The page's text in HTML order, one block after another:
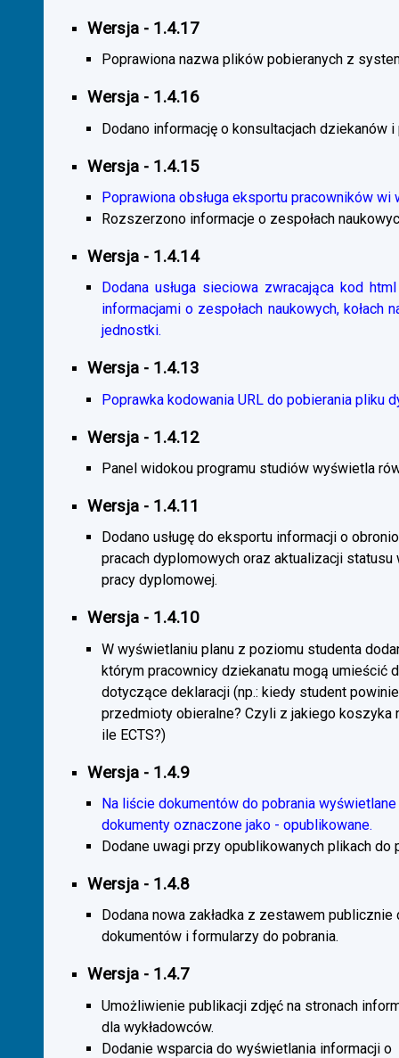
Wersja - 1.4.17
Poprawiona nazwa plików pobieranych z
Wersja - 1.4.16
Dodano informację o konsultacjach dziekanów
Wersja - 1.4.15
Poprawiona obsługa eksportu pracowników wi
Rozszerzono informacje o zespołach
Wersja - 1.4.14
Dodana usługa sieciowa zwracająca kod
informacjami o zespołach naukowych,
jednostki.
Wersja - 1.4.13
Poprawka kodowania URL do pobierania pliku
Wersja - 1.4.12
Panel widokou programu studiów wyświetla
Wersja - 1.4.11
Dodano usługę do eksportu informacji o
pracach dyplomowych oraz aktualizacji
pracy dyplomowej.
Wersja - 1.4.10
W wyświetlaniu planu z poziomu studenta
którym pracownicy dziekanatu mogą umieścić
dotyczące deklaracji (np.: kiedy student
przedmioty obieralne? Czyli z jakiego koszyka
ile ECTS?)
Wersja - 1.4.9
Na liście dokumentów do pobrania
dokumenty oznaczone jako - opublikowane.
Dodane uwagi przy opublikowanych plikach do
Wersja - 1.4.8
Dodana nowa zakładka z zestawem publicznie
dokumentów i formularzy do pobrania.
Wersja - 1.4.7
Umożliwienie publikacji zdjęć na stronach
dla wykładowców.
Dodanie wsparcia do wyświetlania informacji o